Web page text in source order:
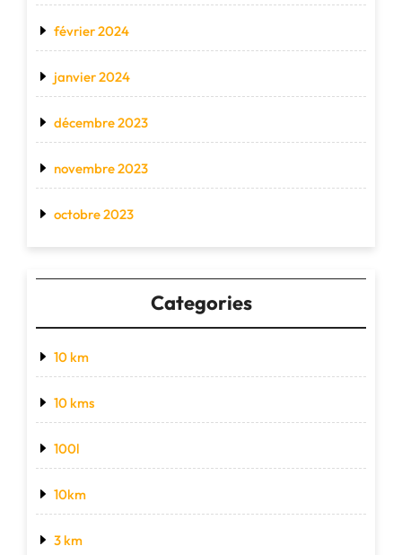
février 2024
janvier 2024
décembre 2023
novembre 2023
octobre 2023
Categories
10 km
10 kms
100l
10km
3 km